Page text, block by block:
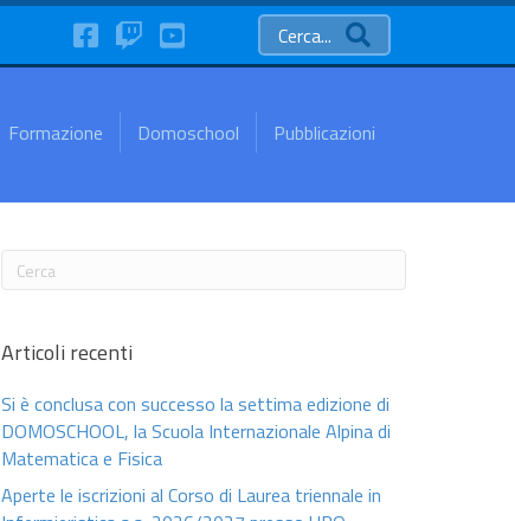
FaceBookTwitchYouTube Cerca...
Formazione Domoschool Pubblicazioni
Articoli recenti
Si è conclusa con successo la settima edizione di
DOMOSCHOOL, la Scuola Internazionale Alpina di
Matematica e Fisica
Aperte le iscrizioni al Corso di Laurea triennale in